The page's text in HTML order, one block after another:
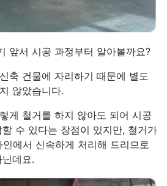
앞서 시공 과정부터 알아볼까요?
축 건물에 자리하기 때문에 별도
않았습니다.
게 철거를 하지 않아도 되어 시공
수 있다는 장점이 있지만, 철거가
에서 신속하게 처리해 드리므로
데요.